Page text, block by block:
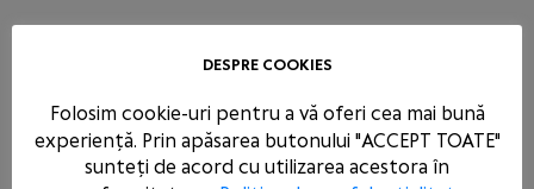
În calitate de președinte al Partidului Social
președinții organizațiilor județene, am luat
decizia de a nu ne prezenta la votul de
investitura a noului Guvern.
DESPRE COOKIES
Folosim cookie-uri pentru a vă oferi cea mai bună
experiență. Prin apăsarea butonului "ACCEPT TOATE"
sunteți de acord cu utilizarea acestora în